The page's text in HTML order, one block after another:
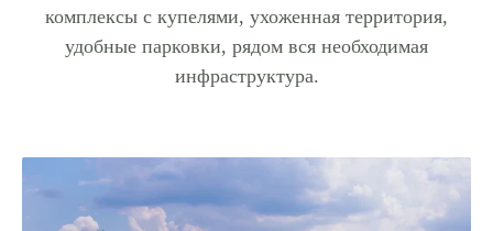
комплексы с купелями, ухоженная территория,
удобные парковки, рядом вся необходимая
инфраструктура.